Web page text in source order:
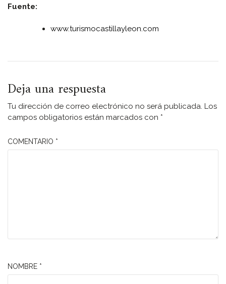
Fuente:
www.turismocastillayleon.com
Deja una respuesta
Tu dirección de correo electrónico no será publicada. Los
campos obligatorios están marcados con *
COMENTARIO *
NOMBRE *